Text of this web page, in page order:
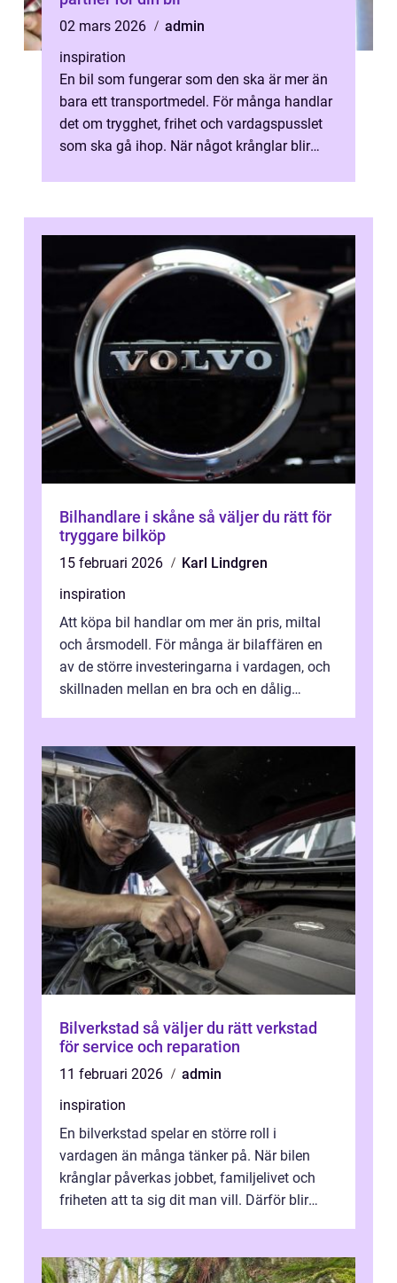
02 mars 2026
admin
inspiration
En bil som fungerar som den ska är mer än
bara ett transportmedel. För många handlar
det om trygghet, frihet och vardagspusslet
som ska gå ihop. När något krånglar blir
Bilhandlare i skåne så väljer du rätt för
tryggare bilköp
15 februari 2026
Karl Lindgren
inspiration
Att köpa bil handlar om mer än pris, miltal
och årsmodell. För många är bilaffären en
av de större investeringarna i vardagen, och
skillnaden mellan en bra och en dålig
Bilverkstad så väljer du rätt verkstad
för service och reparation
11 februari 2026
admin
inspiration
En bilverkstad spelar en större roll i
vardagen än många tänker på. När bilen
krånglar påverkas jobbet, familjelivet och
friheten att ta sig dit man vill. Därför blir